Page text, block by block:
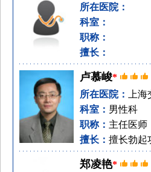
所在医院：
科室：
职称：
擅长：
卢慕峻*
所在医院：
上
科室： 男性科
职称： 主任医师
擅长： 擅长勃起
郑凌艳*